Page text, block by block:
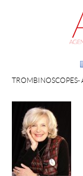
TROMBINOSCOPES